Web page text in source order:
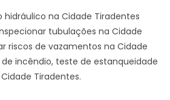
hidráulico na Cidade Tiradentes
tubulações na Cidade
riscos de vazamentos na Cidade
incêndio, teste de estanqueidade
Tiradentes.